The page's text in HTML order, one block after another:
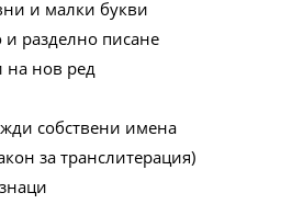
и малки букви
и разделно писане
на нов ред
собствени имена
за транслитерация)